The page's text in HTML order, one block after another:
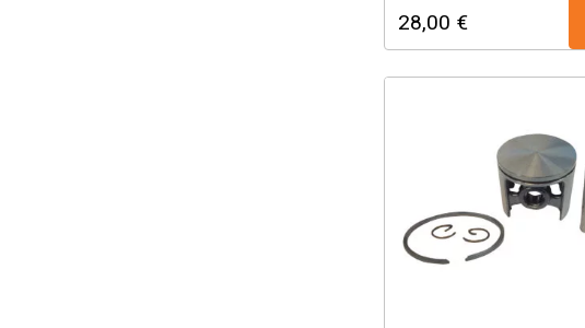
kohtuullisen hintaiset
varaosat ja tarvikkeet
puutarha koneisiin ja
28,00 €